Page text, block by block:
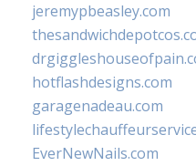
jeremypbeasley.com
hotflashdesigns.com
garagenadeau.com
EverNewNails.com